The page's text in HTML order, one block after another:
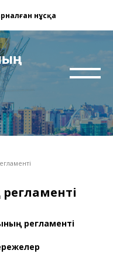
нұсқа
регламенті